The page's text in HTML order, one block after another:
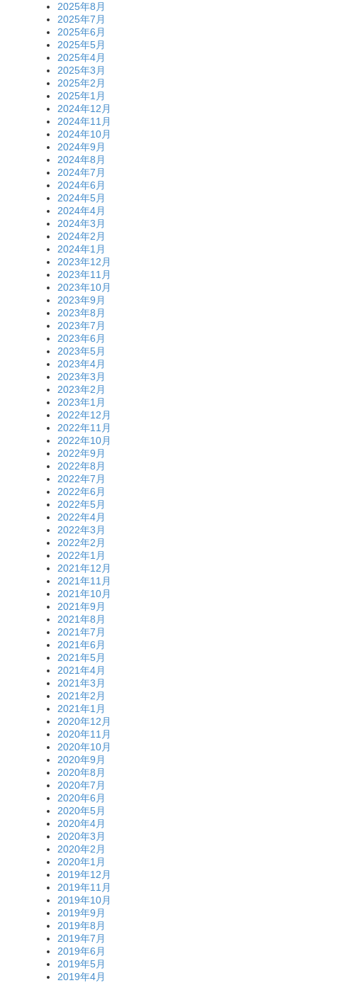
2025年8月
2025年7月
2025年6月
2025年5月
2025年4月
2025年3月
2025年2月
2025年1月
2024年12月
2024年11月
2024年10月
2024年9月
2024年8月
2024年7月
2024年6月
2024年5月
2024年4月
2024年3月
2024年2月
2024年1月
2023年12月
2023年11月
2023年10月
2023年9月
2023年8月
2023年7月
2023年6月
2023年5月
2023年4月
2023年3月
2023年2月
2023年1月
2022年12月
2022年11月
2022年10月
2022年9月
2022年8月
2022年7月
2022年6月
2022年5月
2022年4月
2022年3月
2022年2月
2022年1月
2021年12月
2021年11月
2021年10月
2021年9月
2021年8月
2021年7月
2021年6月
2021年5月
2021年4月
2021年3月
2021年2月
2021年1月
2020年12月
2020年11月
2020年10月
2020年9月
2020年8月
2020年7月
2020年6月
2020年5月
2020年4月
2020年3月
2020年2月
2020年1月
2019年12月
2019年11月
2019年10月
2019年9月
2019年8月
2019年7月
2019年6月
2019年5月
2019年4月